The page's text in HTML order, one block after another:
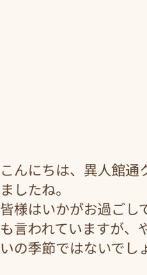
こんにちは、異人館通
ましたね。
皆様はいかがお過ごし
も言われていますが、
いの季節ではないでし